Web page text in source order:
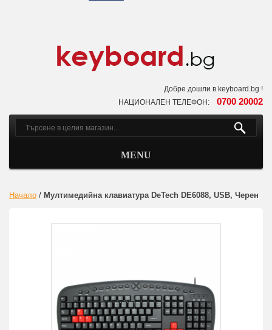
Добре дошли в keyboard.bg !
НАЦИОНАЛЕН ТЕЛЕФОН: 0700 20002
MENU
Начало / Мултимедийна клавиатура DeTech DE6088, USB, Черен